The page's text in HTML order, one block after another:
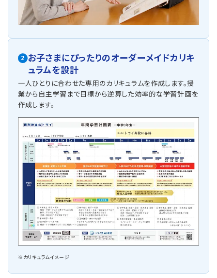
2 お子さまにぴったりのオーダーメイドカリキ
ュラムを設計
一人ひとりに合わせた専用のカリキュラムを作成します。授
業から自主学習まで目標から逆算した効率的な学習計画を
作成します。
※カリキュラムイメージ